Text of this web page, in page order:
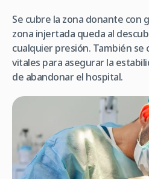
Se cubre la zona donante con
zona injertada queda al
cualquier presión. También
vitales para asegurar la
de abandonar el hospital.